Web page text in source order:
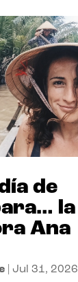
de
la
Ana
| Jul 31, 2026